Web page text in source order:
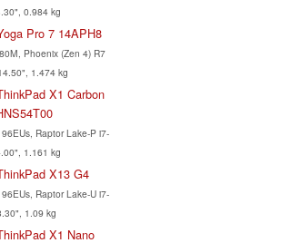
0.984 kg
Pro 7 14APH8
Phoenix (Zen 4) R7
1.474 kg
X1 Carbon
Raptor Lake-P i7-
1.161 kg
X13 G4
Raptor Lake-U i7-
1.09 kg
X1 Nano